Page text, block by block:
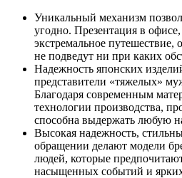
Уникальный механизм
угодно. Презентация в
экстремальное путешествие,
не подведут ни при каких
Надежность японских
представители «тяжелых»
Благодаря современным
технологии производства,
способна выдержать любую
Высокая надежность,
обращении делают модели
людей, которые
насыщенных событий и